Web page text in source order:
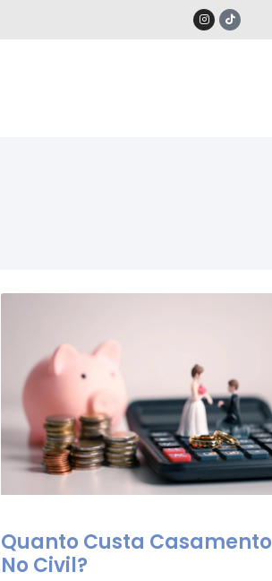
Quanto Custa Casamento
No Civil?